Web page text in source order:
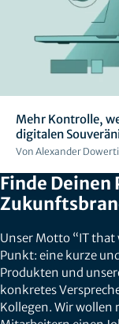
Mehr Kontrolle,
digitalen
Von Alexander
Finde Deinen
Unser Motto “IT
Punkt: eine kurze
Produkten und
konkretes
Kollegen. Wir wollen